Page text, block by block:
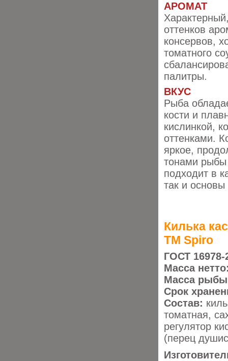
АРОМАТ
оттенков
консервов,
томатного
палитры.
ВКУС
Рыба
кости и
кислинкой,
оттенками.
яркое,
тонами рыбы
подходит в
так и
Килька
ТМ Spiro
ГОСТ 16978-
Масса
Масса
Срок
Состав:
томатная,
регулятор
(перец